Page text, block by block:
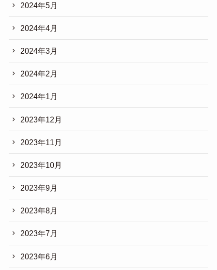
2024年5月
2024年4月
2024年3月
2024年2月
2024年1月
2023年12月
2023年11月
2023年10月
2023年9月
2023年8月
2023年7月
2023年6月